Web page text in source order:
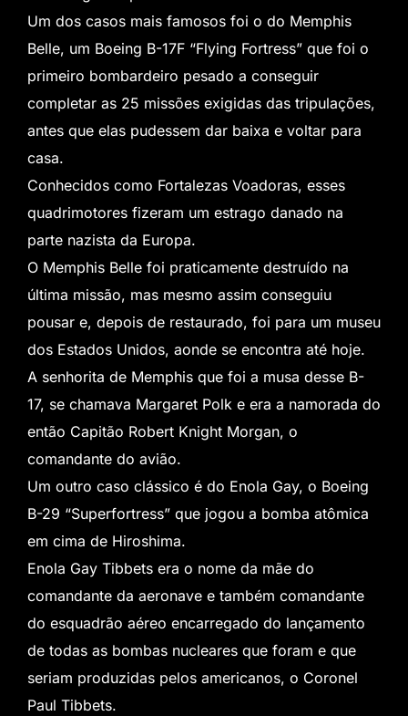
Um dos casos mais famosos foi o do Memphis
Belle, um Boeing B-17F “Flying Fortress” que foi o
primeiro bombardeiro pesado a conseguir
completar as 25 missões exigidas das tripulações,
antes que elas pudessem dar baixa e voltar para
casa.
Conhecidos como Fortalezas Voadoras, esses
quadrimotores fizeram um estrago danado na
parte nazista da Europa.
O Memphis Belle foi praticamente destruído na
última missão, mas mesmo assim conseguiu
pousar e, depois de restaurado, foi para um museu
dos Estados Unidos, aonde se encontra até hoje.
A senhorita de Memphis que foi a musa desse B-
17, se chamava Margaret Polk e era a namorada do
então Capitão Robert Knight Morgan, o
comandante do avião.
Um outro caso clássico é do Enola Gay, o Boeing
B-29 “Superfortress” que jogou a bomba atômica
em cima de Hiroshima.
Enola Gay Tibbets era o nome da mãe do
comandante da aeronave e também comandante
do esquadrão aéreo encarregado do lançamento
de todas as bombas nucleares que foram e que
seriam produzidas pelos americanos, o Coronel
Paul Tibbets.